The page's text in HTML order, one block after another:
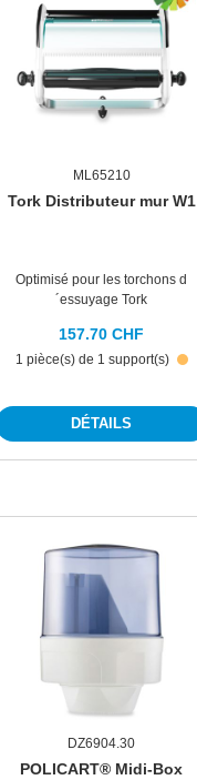
ML65210
Tork Distributeur mur W1
Optimisé pour les torchons d
´essuyage Tork
1 pièce(s) de 1 support(s)
157.70 CHF
DÉTAILS
DZ6904.30
POLICART® Midi-Box